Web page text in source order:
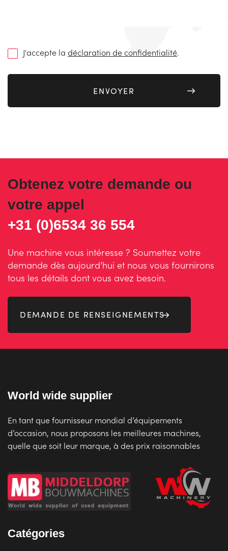
(Nécessaire)
J'accepte la déclaration de confidentialité.
Obtenez votre demande ou
votre appel
+31 (0)6534 36 554
Une machine vous intéresse ? Soumettez votre
demande dès aujourd’hui et nous vous fournirons
tous les détails dont vous avez besoin.
DEMANDE DE RENSEIGNEMENTS
World wide supplier
En tant que fournisseur mondial d’équipements
d’occasion, nous proposons les meilleures machines,
quelle que soit leur marque, à des prix raisonnables
Catégories